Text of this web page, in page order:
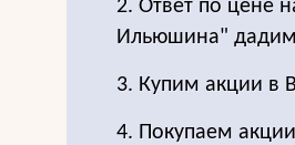
2. Ответ по цене
Ильюшина"
3. Купим акции в
4. Покупаем